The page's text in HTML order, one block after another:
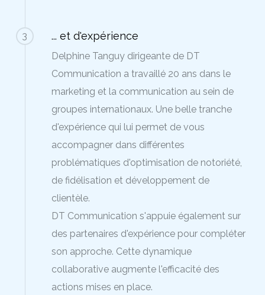
3 ... et d'expérience
Delphine Tanguy dirigeante de DT
Communication a travaillé 20 ans dans le
marketing et la communication au sein de
groupes internationaux. Une belle tranche
d'expérience qui lui permet de vous
accompagner dans différentes
problématiques d'optimisation de notoriété,
de fidélisation et développement de
clientèle.
DT Communication s'appuie également sur
des partenaires d'expérience pour compléter
son approche. Cette dynamique
collaborative augmente l'efficacité des
actions mises en place.